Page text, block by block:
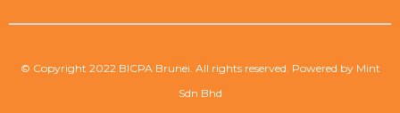
© Copyright 2022 BICPA Brunei. All rights reserved. Powered by Mint
Sdn Bhd